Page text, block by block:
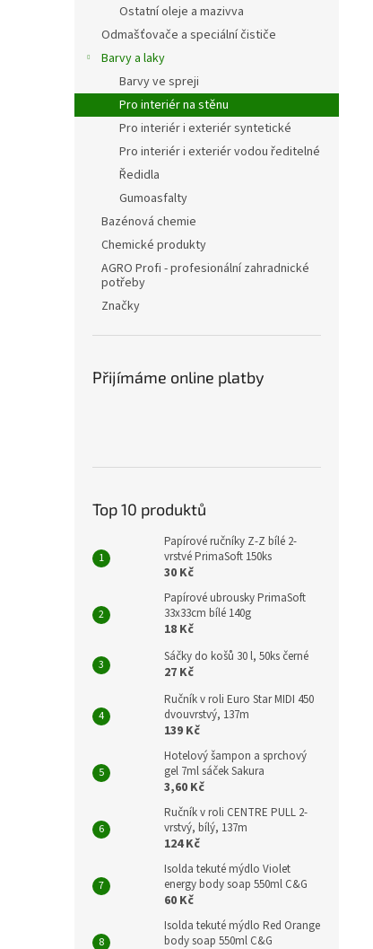
Ostatní oleje a mazivva
Odmašťovače a speciální čističe
Barvy a laky
Barvy ve spreji
Pro interiér na stěnu
Pro interiér i exteriér syntetické
Pro interiér i exteriér vodou ředitelné
Ředidla
Gumoasfalty
Bazénová chemie
Chemické produkty
AGRO Profi - profesionální zahradnické
potřeby
Značky
Přijímáme online platby
Top 10 produktů
Papírové ručníky Z-Z bílé 2-
vrstvé PrimaSoft 150ks
30 Kč
Papírové ubrousky PrimaSoft
33x33cm bílé 140g
18 Kč
Sáčky do košů 30 l, 50ks černé
27 Kč
Ručník v roli Euro Star MIDI 450
dvouvrstvý, 137m
139 Kč
Hotelový šampon a sprchový
gel 7ml sáček Sakura
3,60 Kč
Ručník v roli CENTRE PULL 2-
vrstvý, bílý, 137m
124 Kč
Isolda tekuté mýdlo Violet
energy body soap 550ml C&G
60 Kč
Isolda tekuté mýdlo Red Orange
body soap 550ml C&G